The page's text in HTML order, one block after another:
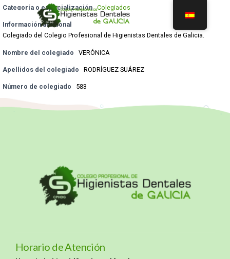
Categoría o especialización Colegiados
Información adicional
Colegiado del Colegio Profesional de Higienistas Dentales de Galicia.
Nombre del colegiado VERÓNICA
Apellidos del colegiado RODRÍGUEZ SUÁREZ
Número de colegiado 583
Horario de Atención